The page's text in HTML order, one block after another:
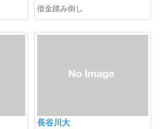
借金踏み倒し
長谷川大